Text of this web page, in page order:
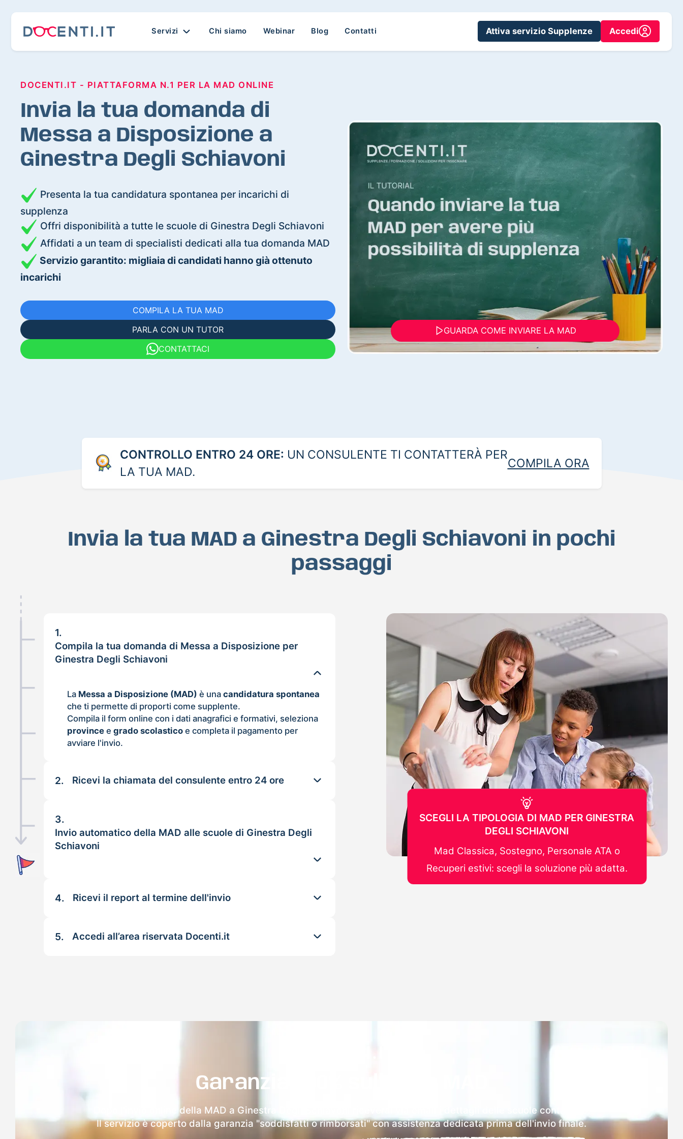
Servizi Chi siamo Webinar Blog Contatti Attiva servizio Supplenze Accedi
DOCENTI.IT - PIATTAFORMA N.1 PER LA MAD ONLINE
Invia la tua domanda di
Messa a Disposizione a
Ginestra Degli Schiavoni
Presenta la tua candidatura spontanea per incarichi di
supplenza
Offri disponibilità a tutte le scuole di Ginestra Degli Schiavoni
Affidati a un team di specialisti dedicati alla tua domanda MAD
Servizio garantito: migliaia di candidati hanno già ottenuto
incarichi
COMPILA LA TUA MAD
PARLA CON UN TUTOR
CONTATTACI
GUARDA COME INVIARE LA MAD
CONTROLLO ENTRO 24 ORE: UN CONSULENTE TI CONTATTERÀ PER
LA TUA MAD.
COMPILA ORA
Invia la tua MAD a Ginestra Degli Schiavoni in pochi
passaggi
1.
Compila la tua domanda di Messa a Disposizione per
Ginestra Degli Schiavoni
La Messa a Disposizione (MAD) è unacandidatura spontanea
che ti permette di proporti come supplente.
Compila il form online con i dati anagrafici e formativi, seleziona
province egrado scolastico e completa il pagamento per
avviare l'invio.
2. Ricevi la chiamata del consulente entro 24 ore
3.
Invio automatico della MAD alle scuole di Ginestra Degli
Schiavoni
4. Ricevi il report al termine dell'invio
5. Accedi all’area riservata Docenti.it
SCEGLI LA TIPOLOGIA DI MAD PER GINESTRA
DEGLI SCHIAVONI
Mad Classica, Sostegno, Personale ATA o
Recuperi estivi: scegli la soluzione più adatta.
Garanzia 100% sulla tua MAD
Dopo l'invio online della MAD a Ginestra Degli Schiavoni riceverai via email i dettagli delle scuole contattate.
Il servizio è coperto dalla garanzia "soddisfatti o rimborsati" con assistenza dedicata prima dell'invio finale.